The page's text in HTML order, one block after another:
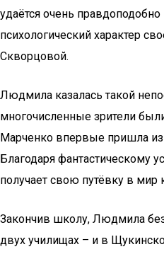
удаётся очень правдоподобно
психологический характер
Скворцовой.
Людмила казалась такой
многочисленные зрители
Марченко впервые пришла
Благодаря фантастическому
получает свою путёвку в мир
Закончив школу, Людмила
двух училищах – и в